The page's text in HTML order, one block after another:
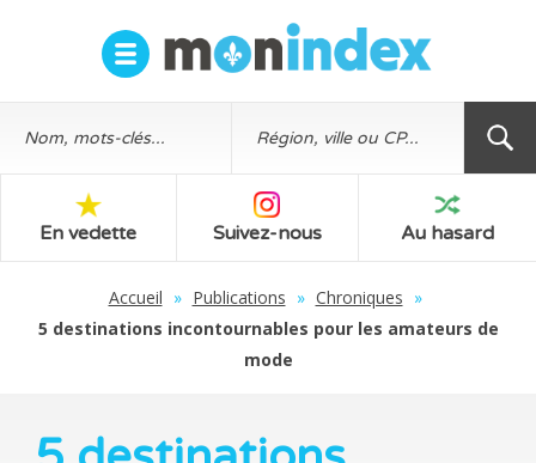
En vedette Suivez-nous Au hasard
Accueil » Publications » Chroniques »
5 destinations incontournables pour les amateurs de
mode